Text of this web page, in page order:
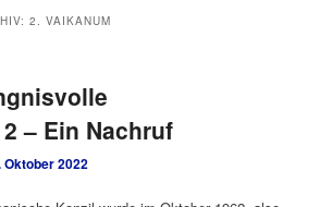
2. VAIKANUM
– Ein Nachruf
Oktober 2022